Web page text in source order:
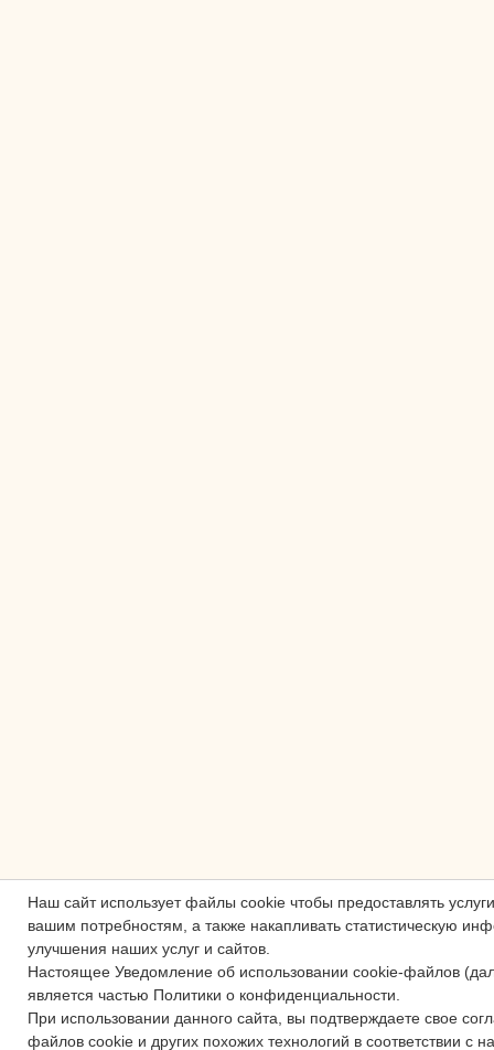
Наш сайт использует файлы cookie чтобы предоставлять
вашим потребностям, а также накапливать статистическую
улучшения наших услуг и сайтов.
Настоящее Уведомление об использовании cookie-файлов
является частью Политики о конфиденциальности.
При использовании данного сайта, вы подтверждаете свое
файлов cookie и других похожих технологий в соответствии с